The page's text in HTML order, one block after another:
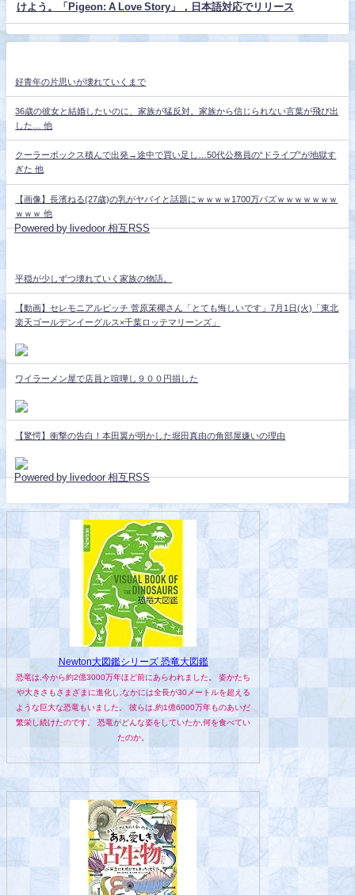
けよう。「Pigeon: A Love Story」，日本語対応でリリース
好青年の片思いが壊れていくまで
36歳の彼女と結婚したいのに、家族が猛反対。家族から信じられない言葉が飛び出
した… 他
クーラーボックス積んで出発→途中で買い足し…50代公務員の“ドライブ”が地獄す
ぎた 他
【画像】長濱ねる(27歳)の乳がヤバイと話題にｗｗｗｗ1700万バズｗｗｗｗｗｗｗ
ｗｗｗ 他
Powered by livedoor 相互RSS
平穏が少しずつ壊れていく家族の物語。
【動画】セレモニアルピッチ 菅原茉椰さん「とても悔しいです」7月1日(火)「東北
楽天ゴールデンイーグルス×千葉ロッテマリーンズ」
ワイラーメン屋で店員と喧嘩し９００円損した
【驚愕】衝撃の告白！本田翼が明かした堀田真由の角部屋嫌いの理由
Powered by livedoor 相互RSS
Newton大図鑑シリーズ 恐竜大図鑑
恐竜は,今から約2億3000万年ほど前にあらわれました。 姿かたち
や大きさもさまざまに進化し,なかには全長が30メートルを超える
ような巨大な恐竜もいました。 彼らは,約1億6000万年ものあいだ
繁栄し続けたのです。 恐竜がどんな姿をしていたか,何を食べてい
たのか。